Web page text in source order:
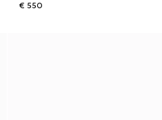
€ 550